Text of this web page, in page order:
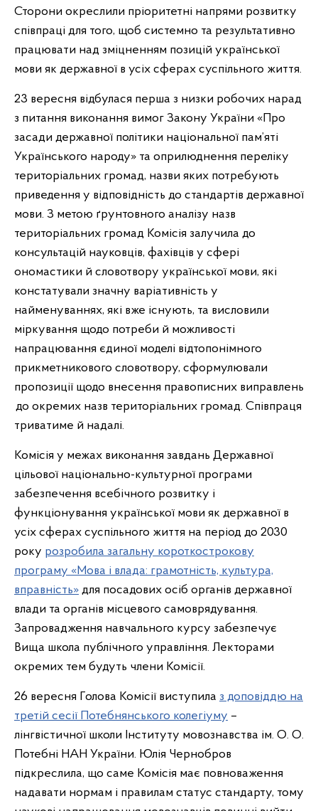
Сторони окреслили пріоритетні напрями розвитку
співпраці для того, щоб системно та результативно
працювати над зміцненням позицій української
мови як державної в усіх сферах суспільного життя.
23 вересня відбулася перша з низки робочих нарад
з питання виконання вимог Закону України «Про
засади державної політики національної пам’яті
Українського народу» та оприлюднення переліку
територіальних громад, назви яких потребують
приведення у відповідність до стандартів державної
мови. З метою ґрунтовного аналізу назв
територіальних громад Комісія залучила до
консультацій науковців, фахівців у сфері
ономастики й словотвору української мови, які
констатували значну варіативність у
найменуваннях, які вже існують, та висловили
міркування щодо потреби й можливості
напрацювання єдиної моделі відтопонімного
прикметникового словотвору, сформулювали
пропозиції щодо внесення правописних виправлень
до окремих назв територіальних громад. Співпраця
триватиме й надалі.
Комісія у межах виконання завдань Державної
цільової національно-культурної програми
забезпечення всебічного розвитку і
функціонування української мови як державної в
усіх сферах суспільного життя на період до 2030
року розробила загальну короткострокову
програму «Мова і влада: грамотність, культура,
вправність» для посадових осіб органів державної
влади та органів місцевого самоврядування.
Запровадження навчального курсу забезпечує
Вища школа публічного управління. Лекторами
окремих тем будуть члени Комісії.
26 вересня Голова Комісії виступила з доповіддю на
третій сесії Потебнянського колегіуму –
лінгвістичної школи Інституту мовознавства ім. О. О.
Потебні НАН України. Юлія Чернобров
підкреслила, що саме Комісія має повноваження
надавати нормам і правилам статус стандарту, тому